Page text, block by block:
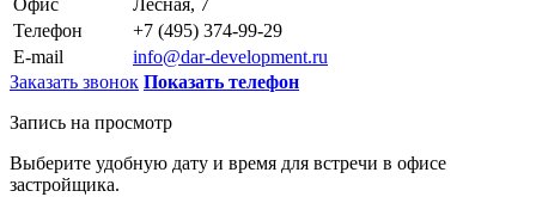
Офис
Лесная, 7
Телефон
+7 (495) 374-99-29
E-mail
info@dar-development.ru
Заказать звонок Показать телефон
Запись на просмотр
Выберите удобную дату и время для встречи в офисе
застройщика.